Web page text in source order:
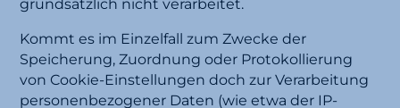
Kommt es im Einzelfall zum Zwecke der
Speicherung, Zuordnung oder Protokollierung
von Cookie-Einstellungen doch zur Verarbeitung
personenbezogener Daten (wie etwa der IP-